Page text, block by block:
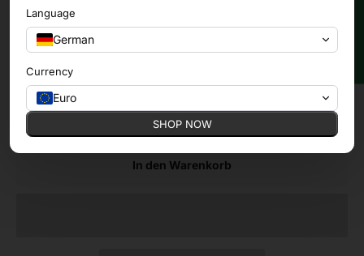
Für Schreibtisch 180x80cm
Anzahl:
In den Warenkorb
Language
German
Currency
Euro
SHOP NOW